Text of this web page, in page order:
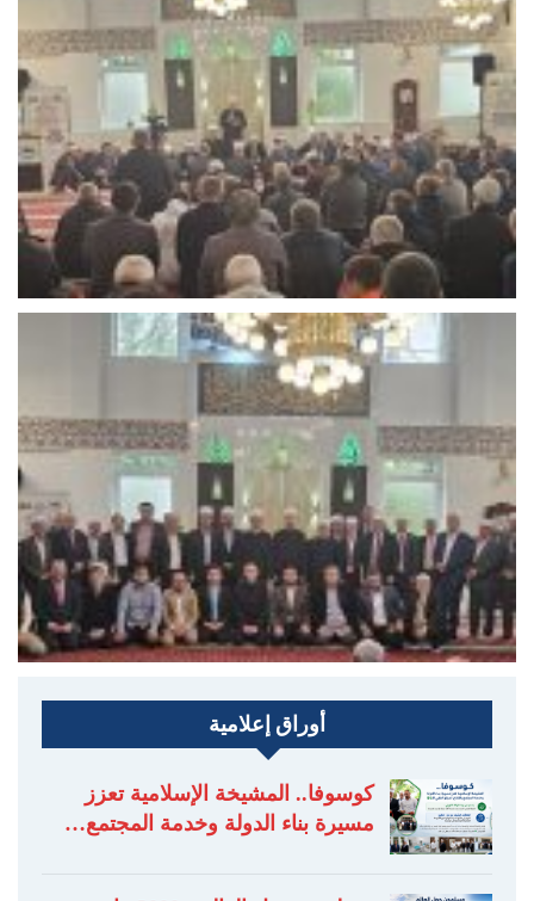
أوراق إعلامية
كوسوفا.. المشيخة الإسلامية تعزز
مسيرة بناء الدولة وخدمة المجتمع…